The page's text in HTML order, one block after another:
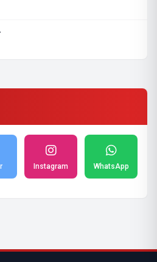
Instagram WhatsApp